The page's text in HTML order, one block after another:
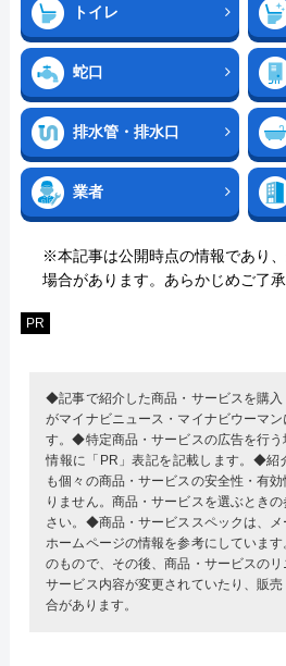
トイレ
蛇口
排水管・排水口
業者
※本記事は公開時点の情報であり
場合があります。あらかじめご了承
PR
◆記事で紹介した商品・サービスを購
がマイナビニュース・マイナビウーマ
す。◆特定商品・サービスの広告を行
情報に「PR」表記を記載します。◆紹
も個々の商品・サービスの安全性・有
りません。商品・サービスを選ぶとき
さい。◆商品・サービススペックは、
ホームページの情報を参考にしていま
のもので、その後、商品・サービスの
サービス内容が変更されていたり、販
合があります。